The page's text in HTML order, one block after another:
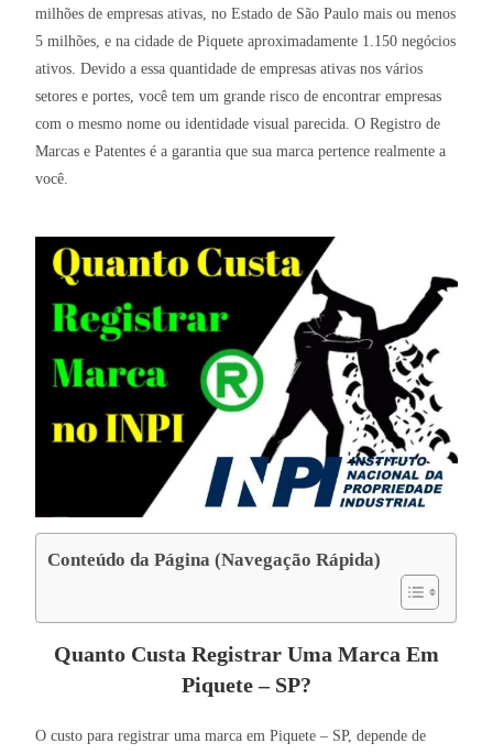
milhões de empresas ativas, no Estado de São Paulo mais ou menos
5 milhões, e na cidade de Piquete aproximadamente 1.150 negócios
ativos. Devido a essa quantidade de empresas ativas nos vários
setores e portes, você tem um grande risco de encontrar empresas
com o mesmo nome ou identidade visual parecida. O Registro de
Marcas e Patentes é a garantia que sua marca pertence realmente a
você.
Conteúdo da Página (Navegação Rápida)
Quanto Custa Registrar Uma Marca Em
Piquete – SP?
O custo para registrar uma marca em Piquete – SP, depende de